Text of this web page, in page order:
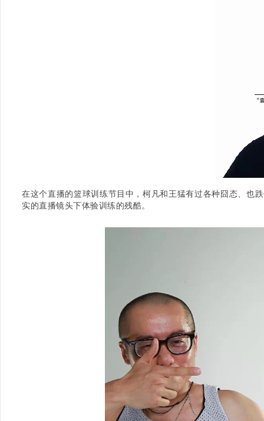
在这个直播的篮球训练节目中，柯凡和王猛有过各种囧态、也
实的直播镜头下体验训练的残酷。